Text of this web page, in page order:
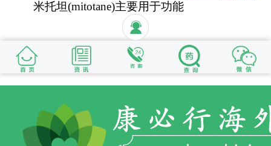
米托坦(mitotane)主要用于功能
性和无功能性肾上腺